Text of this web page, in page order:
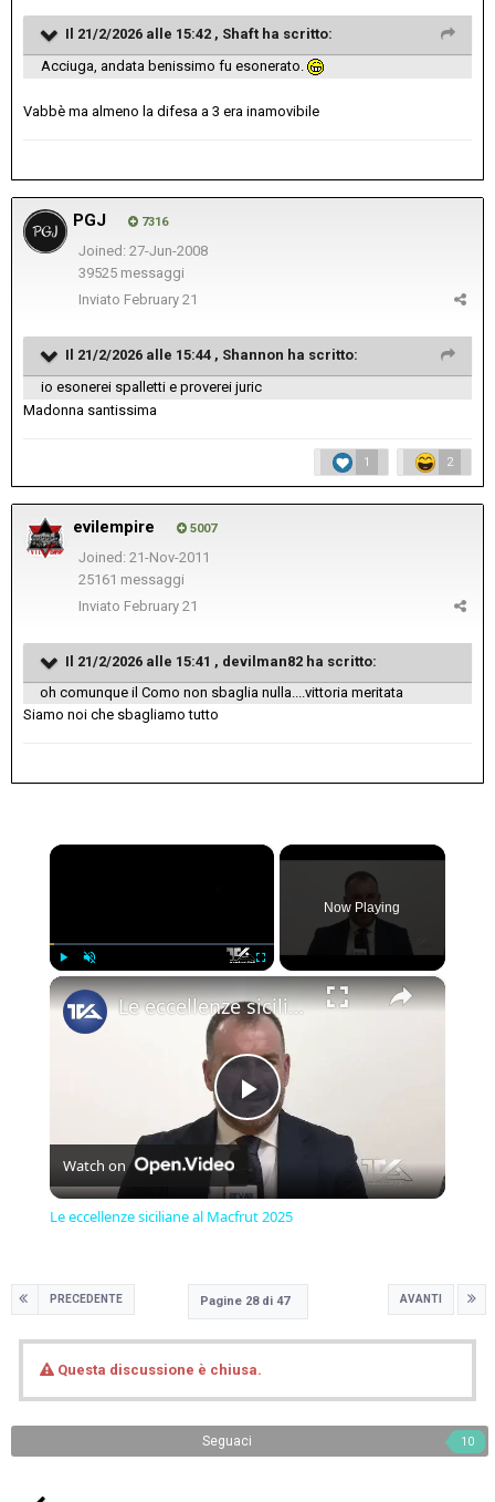
Il 21/2/2026 alle 15:42 , Shaft ha scritto:
Acciuga, andata benissimo fu esonerato.
Vabbè ma almeno la difesa a 3 era inamovibile
PGJ 7316
Joined: 27-Jun-2008
39525 messaggi
Inviato February 21
Il 21/2/2026 alle 15:44 , Shannon ha scritto:
io esonerei spalletti e proverei juric
Madonna santissima
1 2
evilempire 5007
Joined: 21-Nov-2011
25161 messaggi
Inviato February 21
Il 21/2/2026 alle 15:41 , devilman82 ha scritto:
oh comunque il Como non sbaglia nulla....vittoria meritata
Siamo noi che sbagliamo tutto
×
Now Playing
×
Play
Video
Le eccellenze siciliane al Macfrut 2025
Watch on
Le eccellenze siciliane al Macfrut 2025
PRECEDENTE AVANTI
Pagine 28 di 47
Questa discussione è chiusa.
Seguaci 10